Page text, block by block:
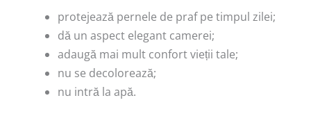
protejează pernele de praf pe timpul zilei;
dă un aspect elegant camerei;
adaugă mai mult confort vieții tale;
nu se decolorează;
nu intră la apă.